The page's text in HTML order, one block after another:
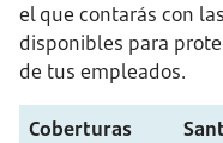
el que contarás con
disponibles para
de tus empleados.
Coberturas